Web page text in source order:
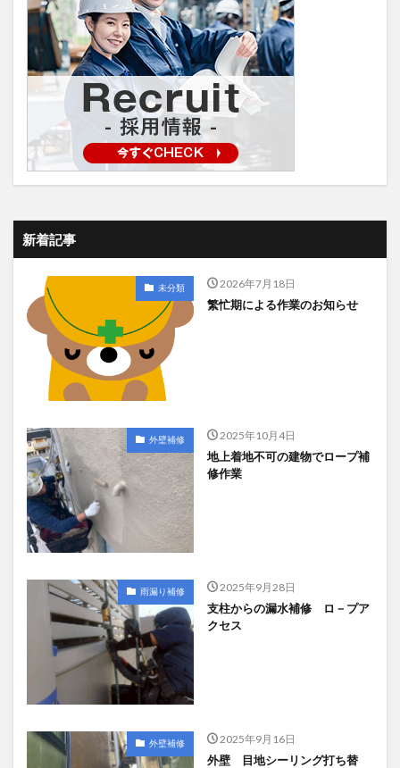
新着記事
未分類 2026年7月18日
繁忙期による作業のお知らせ
外壁補修 2025年10月4日
地上着地不可の建物でロープ補
修作業
雨漏り補修 2025年9月28日
支柱からの漏水補修 ロ－プア
クセス
外壁補修 2025年9月16日
外壁 目地シーリング打ち替